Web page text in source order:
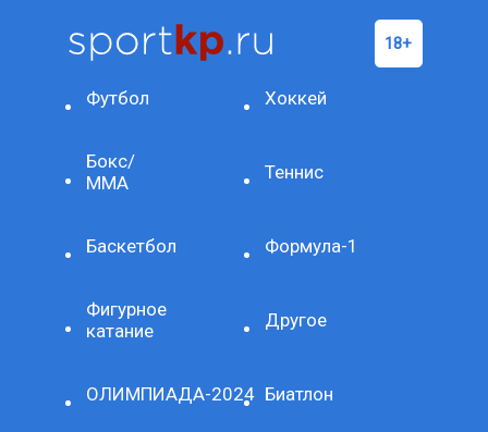
Футбол Хоккей
Бокс/
ММА
Теннис
Баскетбол Формула-1
Фигурное
катание
Другое
ОЛИМПИАДА-2024 Биатлон